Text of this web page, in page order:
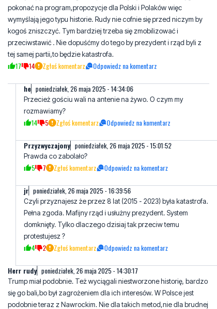
przeciwstawić . Nie dopuśćmy do tego by prezydent i rząd byli z
tej samej partii,to będzie katastrofa.
17 14 Zgłoś komentarz Odpowiedz na komentarz
he poniedziałek, 26 maja 2025 - 14:34:06
Przecież gościu wali na antenie na żywo. O czym my
14 5 Zgłoś komentarz Odpowiedz na komentarz
Przyzwyczajony
Prawda co zabolało?
jr poniedziałek, 26 maja 2025 - 16:39:56
Czyli przyznajesz że przez 8 lat (2015 - 2023) była katastrofa.
domknięty. Tylko dlaczego dzisiaj tak przeciw temu
protestujesz ?
4 2 Zgłoś komentarz Odpowiedz na komentarz
Herr rudy poniedziałek, 26 maja 2025 - 14:30:17
Trump miał podobnie. Też wyciągali niestworzone historię, bardzo
podobnie teraz z Nawrockim. Nie dla takich metod,nie dla brudnej
polityki. Zatrzymajmy to,głosujmy na Karola. Stop lewactwu .
13 18 Zgłoś komentarz Odpowiedz na komentarz